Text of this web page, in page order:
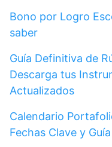
Bono por Logro
saber
Guía Definitiva de
Descarga tus
Actualizados
Calendario
Fechas Clave y